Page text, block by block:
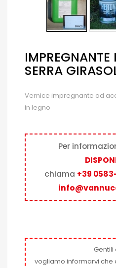
IMPREGNANTE
SERRA
Vernice impregnante ad
in legno
Per
chiama +39
Gentili
vogliamo informarvi che